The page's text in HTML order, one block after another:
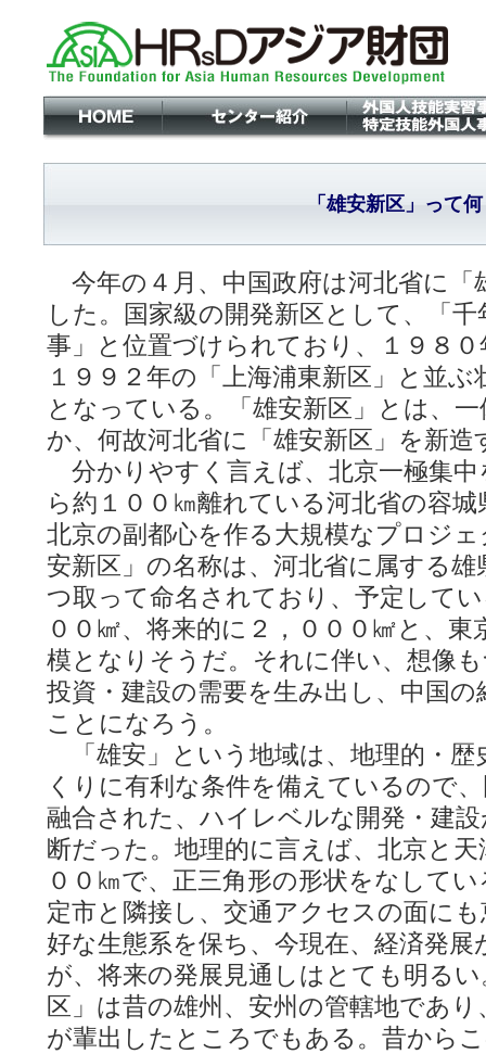
「雄安新区」って
今年の４月、中国政府は河北省に「
した。国家級の開発新区として、「
事」と位置づけられており、１９８
１９９２年の「上海浦東新区」と並
となっている。「雄安新区」とは、
か、何故河北省に「雄安新区」を新
分かりやすく言えば、北京一極集
ら約１００㎞離れている河北省の容
北京の副都心を作る大規模なプロジ
安新区」の名称は、河北省に属する
つ取って命名されており、予定して
００㎢、将来的に２，０００㎢と、
模となりそうだ。それに伴い、想像
投資・建設の需要を生み出し、中国
ことになろう。
「雄安」という地域は、地理的・歴
くりに有利な条件を備えているので
融合された、ハイレベルな開発・建
断だった。地理的に言えば、北京と
００㎞で、正三角形の形状をなして
定市と隣接し、交通アクセスの面に
好な生態系を保ち、今現在、経済発
が、将来の発展見通しはとても明る
区」は昔の雄州、安州の管轄地であ
が輩出したところでもある。昔から